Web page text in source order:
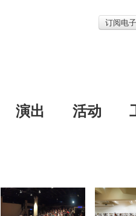
订阅电
演出 活动